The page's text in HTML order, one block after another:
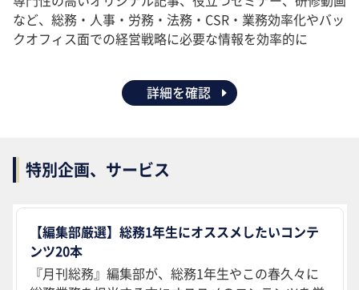
など、総務・人事・労務・法務・CSR・業務効率化やバッ
クオフィス面での経営戦略に必要な情報を効率的に
詳細を確認
特別企画、サービス
【編集部厳選】総務1年生にオススメしたいコンテ
ンツ20本
『月刊総務』編集部が、総務1年生やこの春久々に